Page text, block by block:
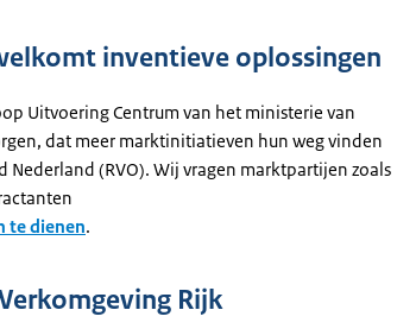
inventieve oplossingen
Uitvoering Centrum van het ministerie van
dat meer marktinitiatieven hun weg vinden
(RVO). Wij vragen marktpartijen zoals
te dienen.
Rijk